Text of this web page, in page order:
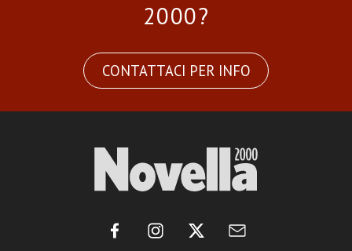
2000?
CONTATTACI PER INFO